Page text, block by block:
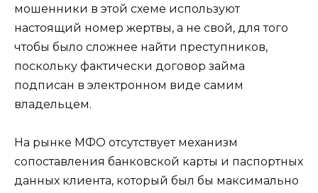
мошенники в этой схеме используют
настоящий номер жертвы, а не свой, для того
чтобы было сложнее найти преступников,
поскольку фактически договор займа
подписан в электронном виде самим
владельцем.
На рынке МФО отсутствует механизм
сопоставления банковской карты и паспортных
данных клиента, который был бы максимально